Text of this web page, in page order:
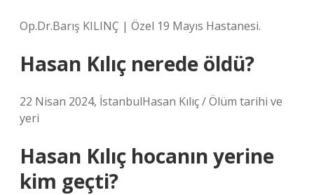
Op.Dr.Barış KILINÇ | Özel 19 Mayıs Hastanesi.
Hasan Kılıç nerede öldü?
22 Nisan 2024, İstanbulHasan Kılıç / Ölüm tarihi ve
yeri
Hasan Kılıç hocanın yerine
kim geçti?